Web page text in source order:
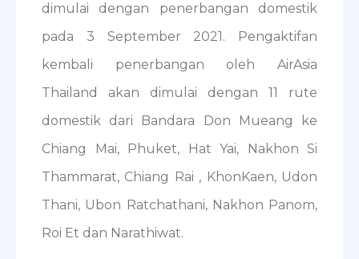
dimulai dengan penerbangan domestik
pada 3 September 2021. Pengaktifan
kembali penerbangan oleh AirAsia
Thailand akan dimulai dengan 11 rute
domestik dari Bandara Don Mueang ke
Chiang Mai, Phuket, Hat Yai, Nakhon Si
Thammarat, Chiang Rai , KhonKaen, Udon
Thani, Ubon Ratchathani, Nakhon Panom,
Roi Et dan Narathiwat.